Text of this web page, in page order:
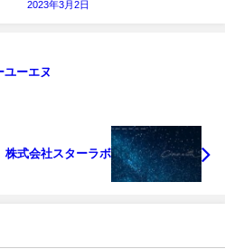
2023年3月2日
ユーエヌ
株式会社スターラボ